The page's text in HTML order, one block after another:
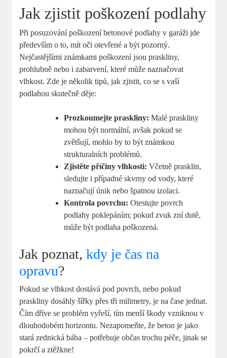
Jak zjistit poškození podlahy
Při posuzování poškození betonové podlahy v garáži jde
především o to, mít oči otevřené a být pozorný.
Nejčastějšími známkami poškození jsou praskliny,
prohlubně nebo i zabarvení, které může naznačovat
vlhkost. Zde je několik tipů, jak zjistit, co se s vaší
podlahou skutečně děje:
Prozkoumejte praskliny: Malé praskliny
mohou být normální, avšak pokud se
zvětšují, mohlo by to být známkou
strukturalních problémů.
Zjistěte příčiny vlhkosti: Včetně prasklin,
sledujte i případné skvrny od vody, které
naznačují únik nebo špatnou izolaci.
Kontrola povrchu: Otestujte povrch
podlahy poklepáním; pokud zvuk zní dutě,
může být podlaha poškozená.
Jak poznat,kdy je čas na
opravu?
Pokud se vlhkost dostává pod povrch, nebo pokud
praskliny dosáhly šířky přes tři milimetry, je na čase jednat.
Čím dříve se problém vyřeší, tím menší škody vzniknou v
dlouhodobém horizontu. Nezapomeňte, že beton je jako
stará zednická bába – potřebuje občas trochu péče, jinak se
pokrčí a ztěžkne!